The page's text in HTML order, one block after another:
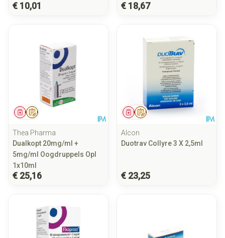
€ 10,01 € 18,67
Op voorschrift
Geneesmiddel
Thea Pharma
Dualkopt 20mg/ml +
5mg/ml Oogdruppels Opl
1x10ml
€ 25,16
Op voorschrift
Geneesmiddel
Alcon
Duotrav Collyre 3 X 2,5ml
€ 23,25